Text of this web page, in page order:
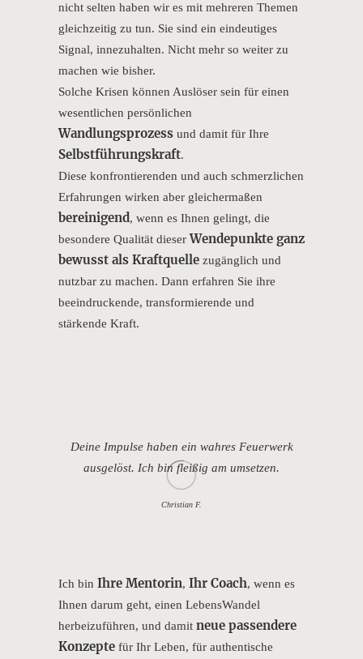
nicht selten haben wir es mit mehreren Themen
gleichzeitig zu tun. Sie sind ein eindeutiges
Signal, innezuhalten. Nicht mehr so weiter zu
machen wie bisher.
Solche Krisen können Auslöser sein für einen
wesentlichen persönlichen
Wandlungsprozess und damit für Ihre
Selbstführungskraft.
Diese konfrontierenden und auch schmerzlichen
Erfahrungen wirken aber gleichermaßen
bereinigend, wenn es Ihnen gelingt, die
besondere Qualität dieser Wendepunkte ganz
bewusst als Kraftquelle zugänglich und
nutzbar zu machen. Dann erfahren Sie ihre
beeindruckende, transformierende und
stärkende Kraft.
Deine Impulse haben ein wahres Feuerwerk
ausgelöst. Ich bin fleißig am umsetzen.
Christian F.
Ich bin Ihre Mentorin, Ihr Coach, wenn es
Ihnen darum geht, einen LebensWandel
herbeizuführen, und damit neue passendere
Konzepte für Ihr Leben, für authentische